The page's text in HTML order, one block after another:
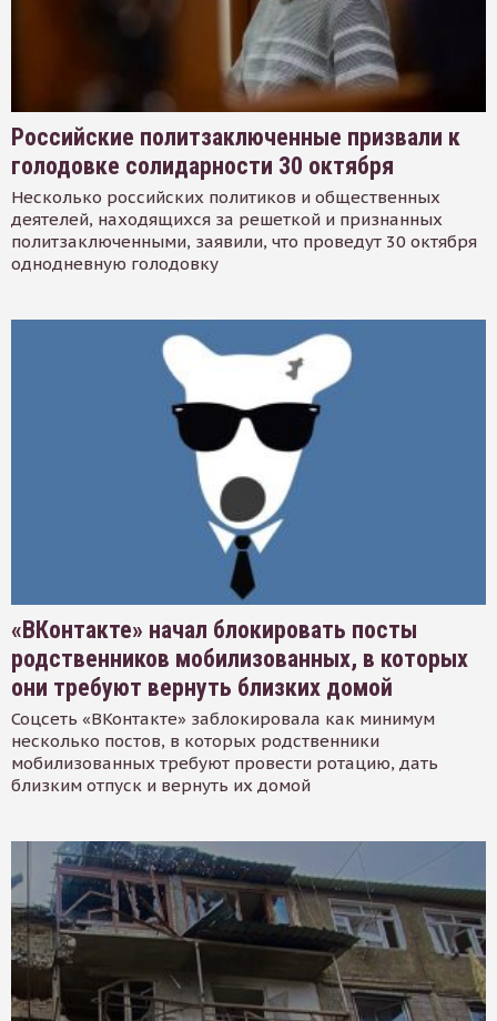
Российские политзаключенные призвали к
голодовке солидарности 30 октября
Несколько российских политиков и общественных
деятелей, находящихся за решеткой и признанных
политзаключенными, заявили, что проведут 30 октября
однодневную голодовку
«ВКонтакте» начал блокировать посты
родственников мобилизованных, в которых
они требуют вернуть близких домой
Соцсеть «ВКонтакте» заблокировала как минимум
несколько постов, в которых родственники
мобилизованных требуют провести ротацию, дать
близким отпуск и вернуть их домой